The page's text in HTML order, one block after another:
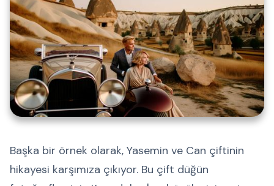
Başka bir örnek olarak, Yasemin ve Can çiftinin
hikayesi karşımıza çıkıyor. Bu çift düğün